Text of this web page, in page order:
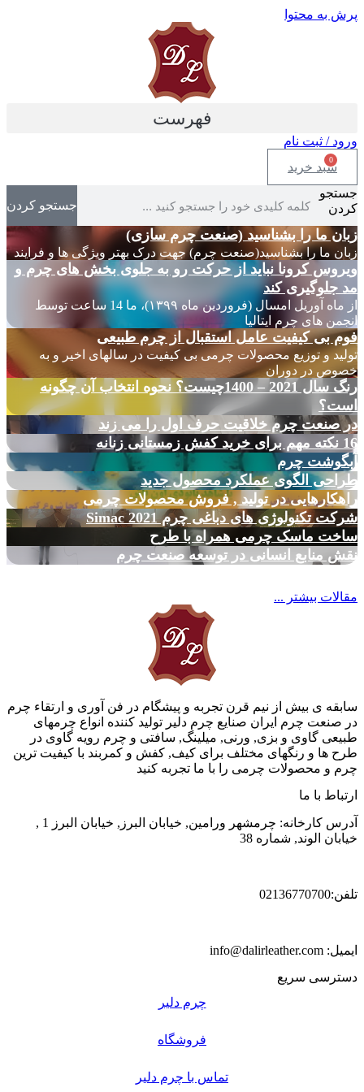
پرش به محتوا
فهرست
ورود / ثبت نام
0
سبد خرید
جستجو
کردن
جستجو کردن
زبان ما را بشناسید (صنعت چرم سازی)
زبان ما را بشناسید(صنعت چرم) جهت درک بهتر ویژگی ها و فرایند
ویروس کرونا نباید از حرکت رو به جلوی بخش های چرم و
مد جلوگیری کند
از ماه آوریل امسال (فروردین ماه ۱۳۹۹)، ما 14 ساعت توسط
انجمن های چرم ایتالیا
فوم بی کیفیت عامل استقبال از چرم طبیعی
تولید و توزیع محصولات چرمی بی کیفیت در سالهای اخیر و به
خصوص در دوران
رنگ سال 2021 – 1400چیست؟ نحوه انتخاب آن چگونه
است؟
در صنعت چرم خلاقیت حرف اول را می زند
16 نکته مهم برای خرید کفش زمستانی زنانه
آبگوشت چرم
طراحی الگوی عملکرد محصول جدید
راهکارهایی در تولید , فروش محصولات چرمی
شرکت تکنولوژی های دباغی چرم Simac 2021
ساخت ماسک چرمی همراه با طرح
نقش منابع انسانی در توسعه صنعت چرم
مقالات بیشتر ...
سابقه ی بیش از نیم قرن تجربه و پیشگام در فن آوری و ارتقاء چرم
در صنعت چرم ایران صنایع چرم دلیر تولید کننده انواع چرمهای
طبیعی گاوی و بزی, ورنی, میلینگ, سافتی و چرم رویه گاوی در
طرح ها و رنگهای مختلف برای کیف, کفش و کمربند با کیفیت ترین
چرم و محصولات چرمی را با ما تجربه کنید
ارتباط با ما
آدرس کارخانه: چرمشهر ورامین, خیابان البرز, خیابان البرز 1 ,
خیابان الوند, شماره 38
تلفن:02136770700
ایمیل: info@dalirleather.com
دسترسی سریع
چرم دلیر
فروشگاه
تماس با چرم دلیر